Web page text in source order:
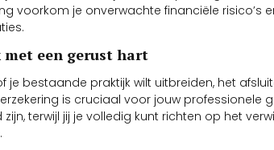
voorkom je onverwachte financiële risico’s
een gerust hart
je bestaande praktijk wilt uitbreiden, het
is cruciaal voor jouw professionele
terwijl jij je volledig kunt richten op het